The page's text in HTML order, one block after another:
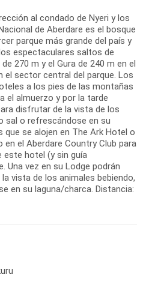
al condado de Nyeri y los
de Aberdare es el bosque
parque más grande del país y
espectaculares saltos de
270 m y el Gura de 240 m en el
el sector central del parque. Los
a los pies de las montañas
el almuerzo y por la tarde
disfrutar de la vista de los
sal o refrescándose en su
que se alojen en The Ark Hotel o
el Aberdare Country Club para
este hotel (y sin guía
Una vez en su Lodge podrán
vista de los animales bebiendo,
en su laguna/charca. Distancia: